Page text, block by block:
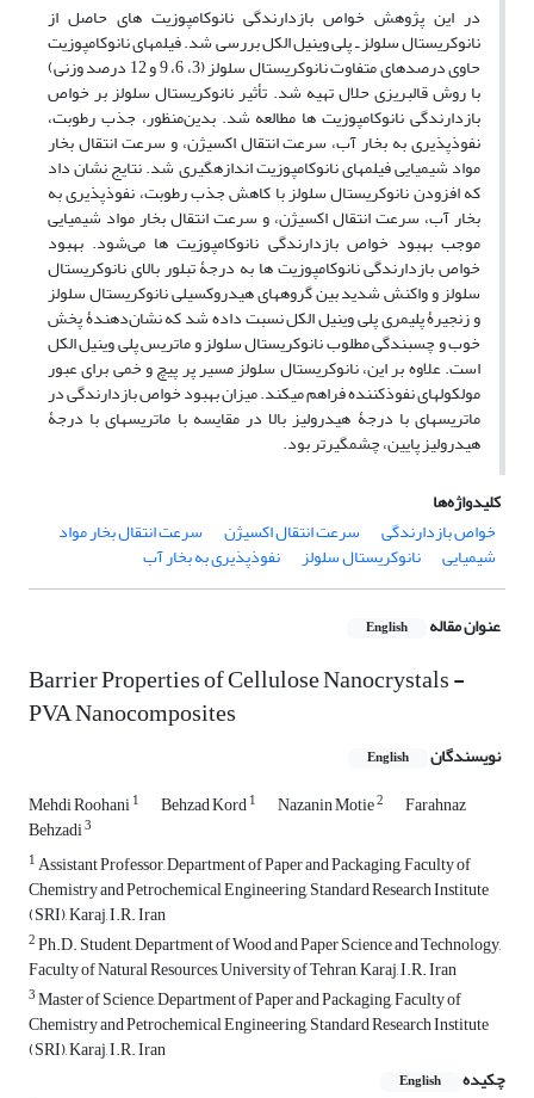
در این پژوهش خواص بازدارندگی نانوکامپوزیت‏ های حاصل از
نانوکریستال سلولز ـ پلی وینیل الکل بررسی شد. فیلم‏های نانوکامپوزیت‏
حاوی درصد‏های متفاوت نانوکریستال سلولز (3، 6، 9 و 12 درصد وزنی)
با روش قالب‏ریزی حلال تهیه شد. تأثیر نانوکریستال سلولز بر خواص
بازدارندگی نانوکامپوزیت ‏ها مطالعه شد. بدین‌منظور، جذب رطوبت،
نفوذپذیری به بخار آب، سرعت انتقال اکسیژن، و سرعت انتقال بخار
مواد شیمیایی فیلم‏های نانوکامپوزیت اندازه‏گیری شد. نتایج نشان داد
که افزودن نانوکریستال سلولز با کاهش جذب رطوبت، نفوذپذیری به
بخار آب، سرعت انتقال اکسیژن، و سرعت انتقال بخار مواد شیمیایی
موجب بهبود خواص بازدارندگی نانوکامپوزیت‏ ها می‌شود. بهبود
خواص بازدارندگی نانوکامپوزیت‏ ها به درجۀ تبلور بالای نانوکریستال
سلولز و واکنش شدید بین گروه‏های هیدروکسیلی نانوکریستال سلولز
و زنجیرۀ پلیمری پلی وینیل الکل نسبت داده شد که نشان‌دهندۀ پخش
خوب و چسبندگی مطلوب نانوکریستال سلولز و ماتریس پلی وینیل الکل
است. علاوه بر این، نانوکریستال سلولز مسیر پر پیچ و خمی برای عبور
مولکول‏های نفوذکننده فراهم می‏کند. میزان بهبود خواص بازدارندگی در
ماتریس‏های با درجۀ هیدرولیز بالا در مقایسه با ماتریس‏های با درجۀ
هیدرولیز پایین، چشمگیرتر بود.
کلیدواژه‌ها
خواص بازدارندگی
سرعت انتقال اکسیژن سرعت انتقال بخار مواد
شیمیایی نانوکریستال سلولز نفوذپذیری به بخار آب
عنوان مقاله English
Barrier Properties of Cellulose Nanocrystals -
PVA Nanocomposites
نویسندگان English
Mehdi Roohani1 Behzad Kord1 Nazanin Motie2 Farahnaz
Behzadi3
1Assistant Professor, Department of Paper and Packaging, Faculty of
Chemistry and Petrochemical Engineering, Standard Research Institute
(SRI), Karaj, I.R. Iran
2Ph.D. Student, Department of Wood and Paper Science and Technology,
Faculty of Natural Resources, University of Tehran, Karaj, I.R. Iran
3Master of Science, Department of Paper and Packaging, Faculty of
Chemistry and Petrochemical Engineering, Standard Research Institute
(SRI), Karaj, I.R. Iran
چکیده
English